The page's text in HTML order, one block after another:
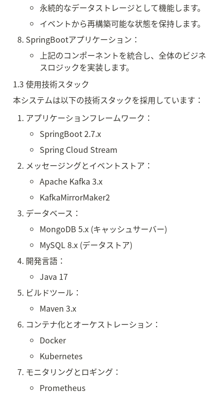
永続的なデータストレージとして機能します。
イベントから再構築可能な状態を保持します。
SpringBootアプリケーション：
上記のコンポーネントを統合し、全体のビジネ
スロジックを実装します。
1.3 使用技術スタック
本システムは以下の技術スタックを採用しています：
アプリケーションフレームワーク：
SpringBoot 2.7.x
Spring Cloud Stream
メッセージングとイベントストア：
Apache Kafka 3.x
KafkaMirrorMaker2
データベース：
MongoDB 5.x (キャッシュサーバー)
MySQL 8.x (データストア)
開発言語：
Java 17
ビルドツール：
Maven 3.x
コンテナ化とオーケストレーション：
Docker
Kubernetes
モニタリングとロギング：
Prometheus